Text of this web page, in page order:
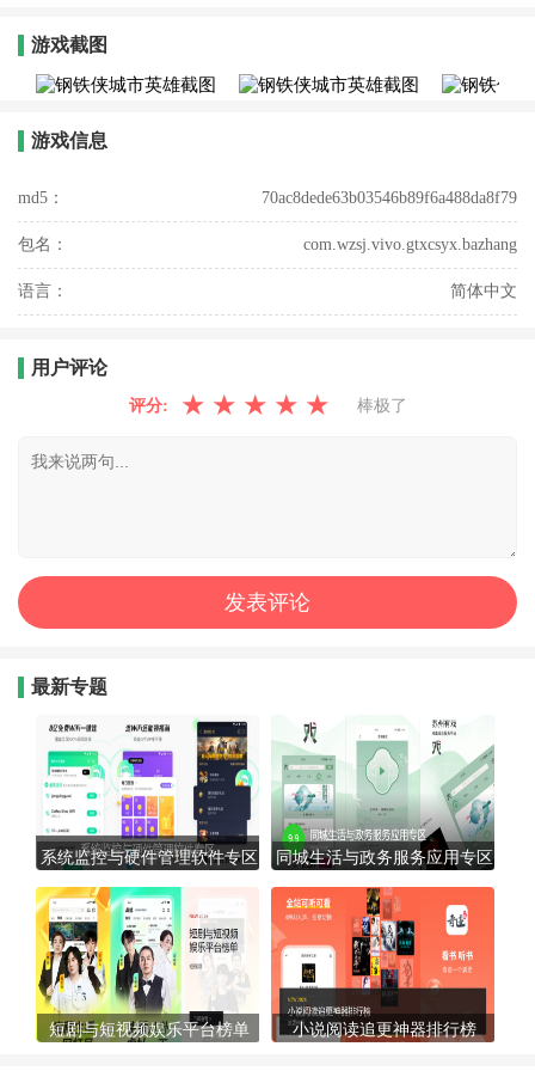
游戏截图
游戏信息
md5： 70ac8dede63b03546b89f6a488da8f79
包名： com.wzsj.vivo.gtxcsyx.bazhang
语言： 简体中文
用户评论
评分: ★ ★ ★ ★ ★ 棒极了
最新专题
系统监控与硬件管理软件专区 同城生活与政务服务应用专区
短剧与短视频娱乐平台榜单 小说阅读追更神器排行榜